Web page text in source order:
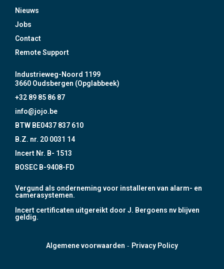
Nieuws
Jobs
Contact
Remote Support
Industrieweg-Noord 1199
3660 Oudsbergen (Opglabbeek)
+32 89 85 86 87
info@jojo.be
BTW BE0437 837 610
B.Z. nr. 20 0031 14
Incert Nr. B- 1513
BOSEC B-9408-FD
Vergund als onderneming voor installeren van alarm- en
camerasystemen.
Incert certificaten uitgereikt door J. Bergoens nv blijven
geldig.
Algemene voorwaarden - Privacy Policy